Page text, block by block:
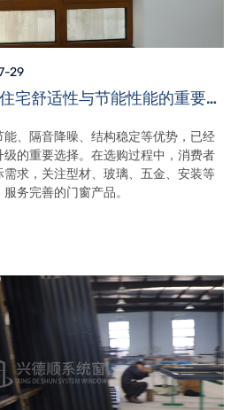
29
宅舒适性与节能性能的重要选
、隔音降噪、结构稳定等优势，已经
的重要选择。在选购过程中，消费者
求，关注型材、玻璃、五金、安装等
务完善的门窗产品。